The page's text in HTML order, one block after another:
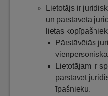
Lietotājs ir
un pārstāvētā
lietas
Pārstāvētās
Lietotājam ir
pārstāvēt
īpašnieku.